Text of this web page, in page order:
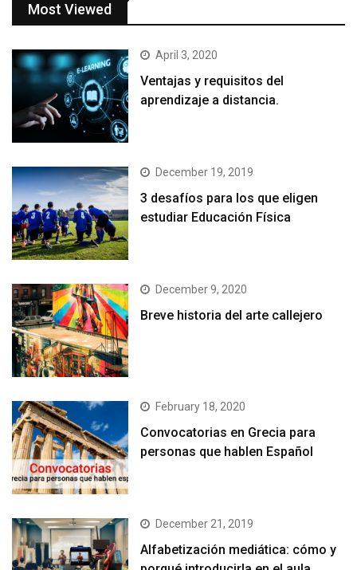
Most Viewed
April 3, 2020
Ventajas y requisitos del
aprendizaje a distancia.
December 19, 2019
3 desafíos para los que eligen
estudiar Educación Física
December 9, 2020
Breve historia del arte callejero
February 18, 2020
Convocatorias en Grecia para
personas que hablen Español
December 21, 2019
Alfabetización mediática: cómo y